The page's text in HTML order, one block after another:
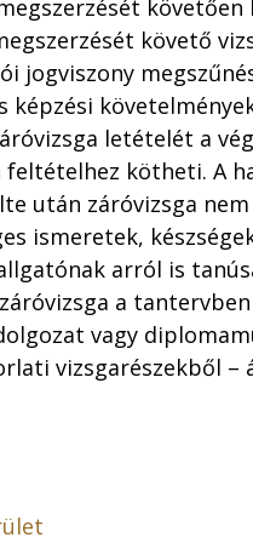
követő
jogviszony
képzési
letételét a
kötheti. A
után záróvizsga
ismeretek,
arról is
a tantervben
vagy
vizsgarészekből –